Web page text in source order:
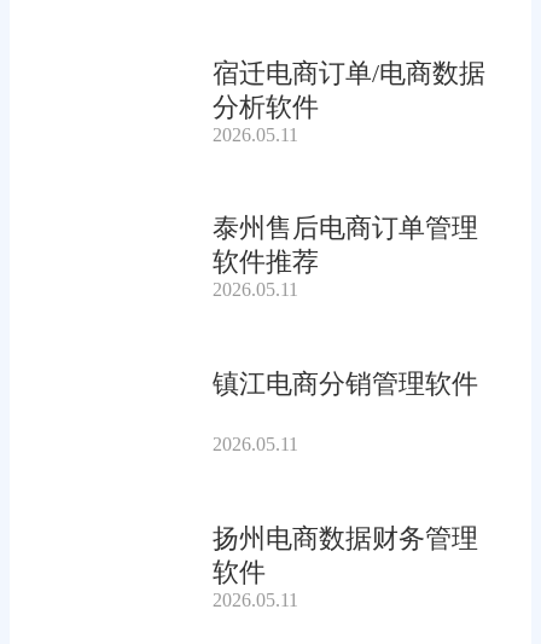
宿迁电商订单/电商数据
分析软件
2026.05.11
泰州售后电商订单管理
软件推荐
2026.05.11
镇江电商分销管理软件
2026.05.11
扬州电商数据财务管理
软件
2026.05.11